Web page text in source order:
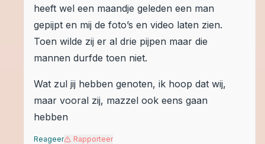
heeft wel een maandje geleden een man
gepijpt en mij de foto’s en video laten zien.
Toen wilde zij er al drie pijpen maar die
mannen durfde toen niet.
Wat zul jij hebben genoten, ik hoop dat wij,
maar vooral zij, mazzel ook eens gaan
hebben
Reageer Rapporteer